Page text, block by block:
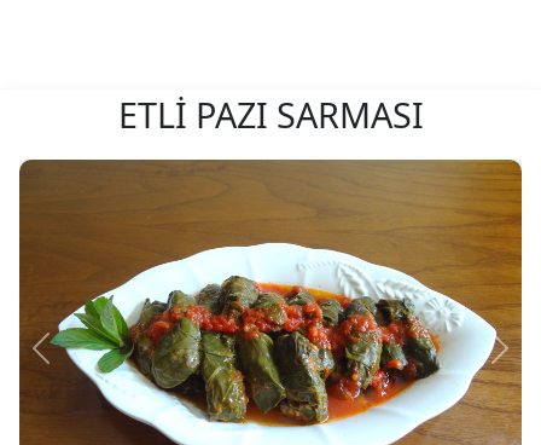
ETLİ PAZI SARMASI
Önceki